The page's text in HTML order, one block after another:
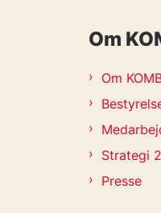
Om
Om
Strategi
Presse